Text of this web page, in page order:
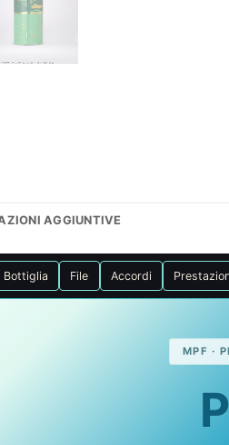
AGGIUNTIVE
Bottiglia File Accordi
MPF ·